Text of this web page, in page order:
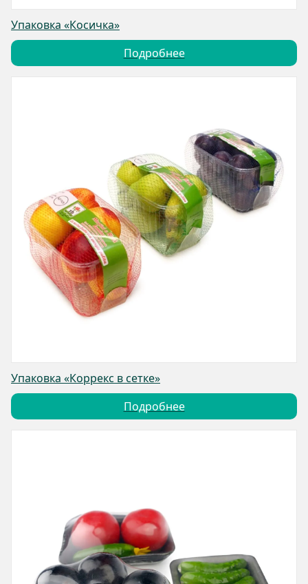
Упаковка «Косичка»
Подробнее
Упаковка «Коррекс в сетке»
Подробнее